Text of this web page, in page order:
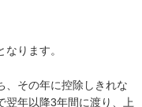
ります。
、その年に控除しきれな
翌年以降3年間に渡り、上